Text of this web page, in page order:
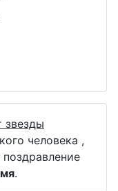
человека ,
.